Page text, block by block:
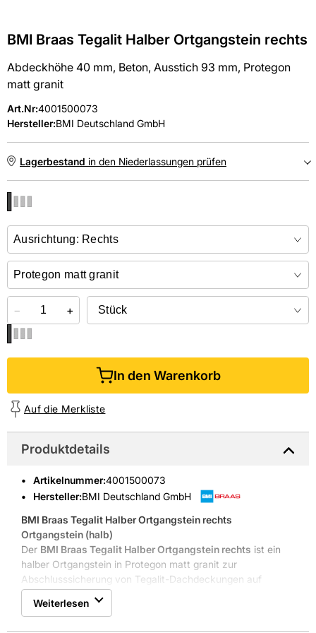
BMI Braas Tegalit Halber Ortgangstein rechts
Abdeckhöhe 40 mm, Beton, Ausstich 93 mm, Protegon
matt granit
Art.Nr:4001500073
Hersteller:BMI Deutschland GmbH
Lagerbestand in den Niederlassungen prüfen
Online kaufen &kostenlos
− +
In den Warenkorb
Auf die Merkliste
Produktdetails
Artikelnummer:4001500073
Hersteller:BMI Deutschland GmbH
BMI Braas Tegalit Halber Ortgangstein rechts
Ortgangstein (halb)
Der BMI Braas Tegalit Halber Ortgangstein rechts ist ein
halber Ortgangstein in Protegon matt granit zur
Abschlusssicherung von Tegalit-Dachdeckungen auf
Steildächern.
Protegon matt Oberfläche, granit Optik
Weiterlesen